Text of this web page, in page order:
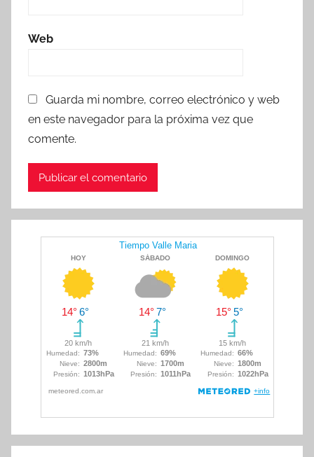
Web
Guarda mi nombre, correo electrónico y web
en este navegador para la próxima vez que
comente.